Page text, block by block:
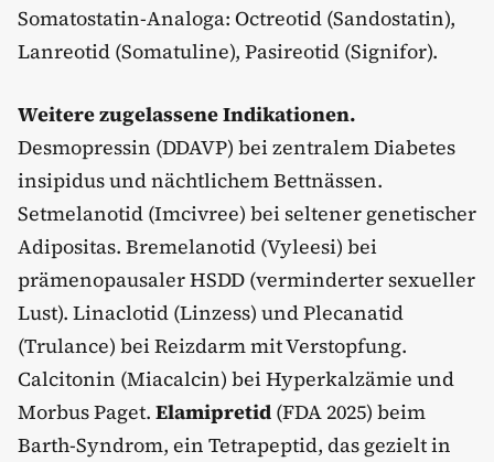
Somatostatin-Analoga: Octreotid (Sandostatin),
Lanreotid (Somatuline), Pasireotid (Signifor).
Weitere zugelassene Indikationen.
Desmopressin (DDAVP) bei zentralem Diabetes
insipidus und nächtlichem Bettnässen.
Setmelanotid (Imcivree) bei seltener genetischer
Adipositas. Bremelanotid (Vyleesi) bei
prämenopausaler HSDD (verminderter sexueller
Lust). Linaclotid (Linzess) und Plecanatid
(Trulance) bei Reizdarm mit Verstopfung.
Calcitonin (Miacalcin) bei Hyperkalzämie und
Morbus Paget. Elamipretid (FDA 2025) beim
Barth-Syndrom, ein Tetrapeptid, das gezielt in